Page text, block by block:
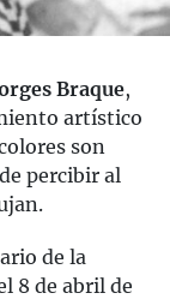
Braque,
artístico
son
percibir al
de la
8 de abril de